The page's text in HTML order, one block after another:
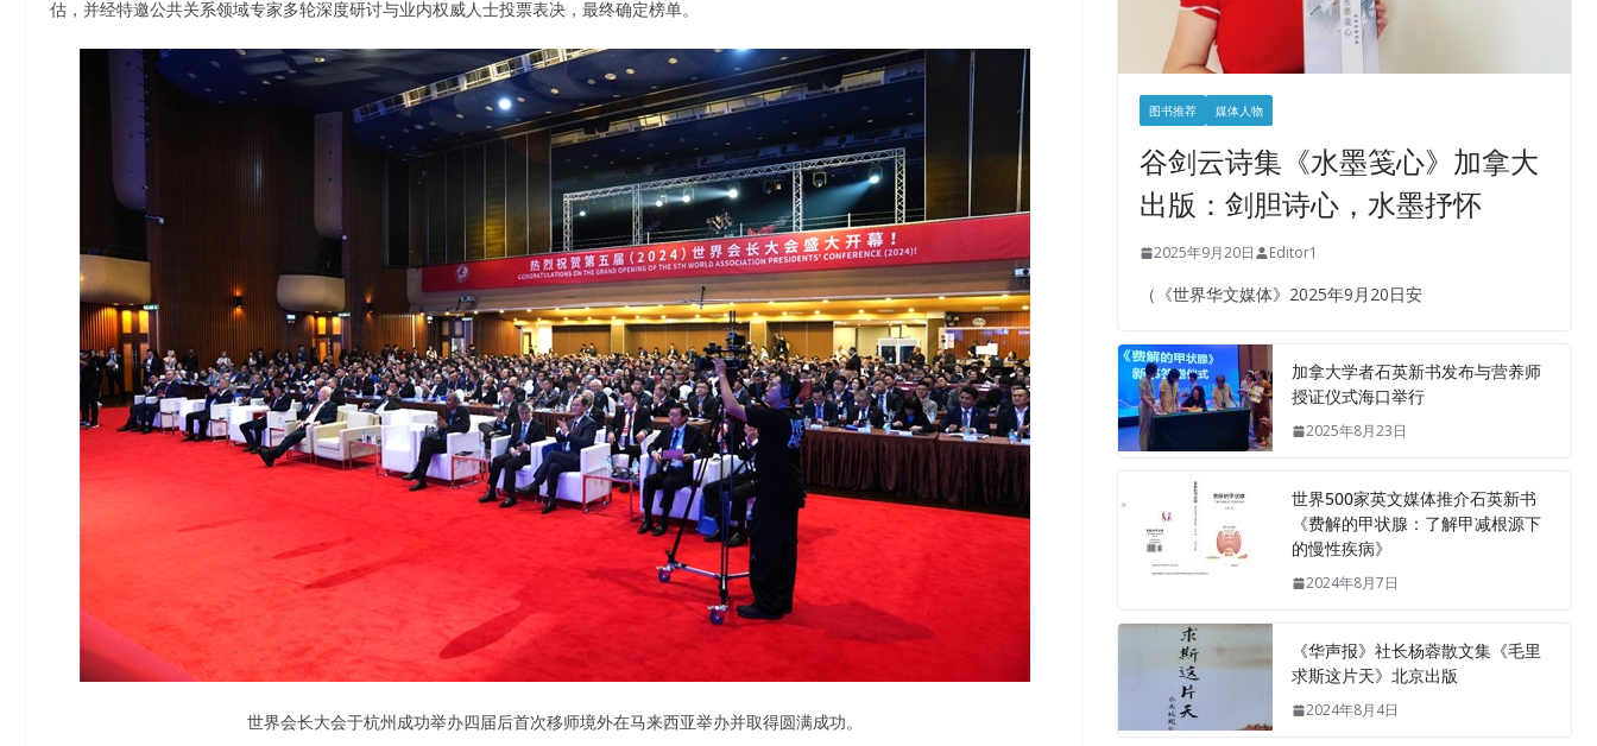
估，并经特邀公共关系领域专家多轮深度研讨与业内权威人士投票表决，最终确定榜单。
世界会长大会于杭州成功举办四届后首次移师境外在马来西亚举办并取得圆满成功。
图书推荐 媒体人物
谷剑云诗集《水墨笺心》加拿大
出版：剑胆诗心，水墨抒怀
2025年9月20日 Editor1
（《世界华文媒体》2025年9月20日安
加拿大学者石英新书发布与营养师
授证仪式海口举行
2025年8月23日
世界500家英文媒体推介石英新书
《费解的甲状腺：了解甲减根源下
的慢性疾病》
2024年8月7日
《华声报》社长杨蓉散文集《毛里
求斯这片天》北京出版
2024年8月4日